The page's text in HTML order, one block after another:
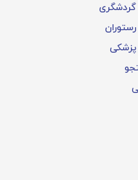
گردشگری
پزشکی